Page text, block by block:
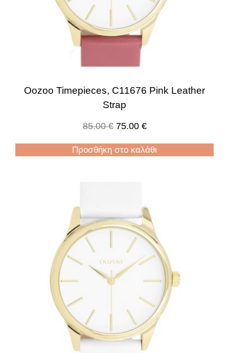
Oozoo Timepieces, C11676 Pink Leather
Strap
85.00€ 75.00 €
Προσθήκη στο καλάθι